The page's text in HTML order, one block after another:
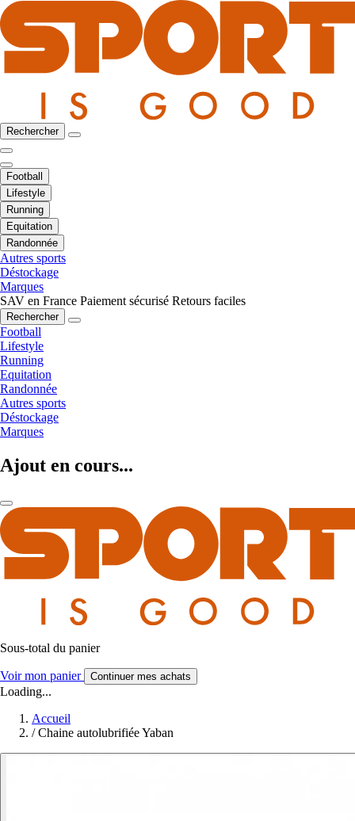
Rechercher
Football
Lifestyle
Running
Equitation
Randonnée
Autres sports
Déstockage
Marques
SAV en France Paiement sécurisé Retours faciles
Rechercher
Football
Lifestyle
Running
Equitation
Randonnée
Autres sports
Déstockage
Marques
Ajout en cours...
Sous-total du panier
Voir mon panier Continuer mes achats
Loading...
Accueil
/ Chaine autolubrifiée Yaban